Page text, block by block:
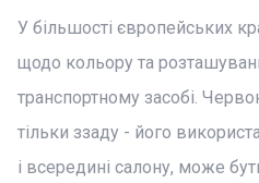
У більшості європейських
щодо кольору та
транспортному засобі.
тільки ззаду - його
і всередині салону, може